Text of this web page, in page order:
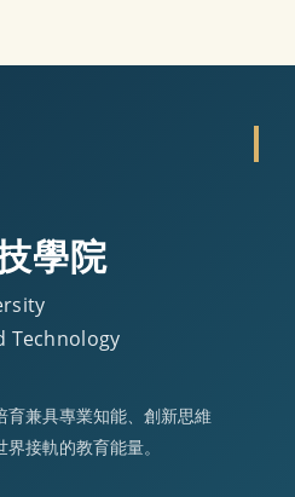
學院
Technology
兼具專業知能、創新思維
接軌的教育能量。